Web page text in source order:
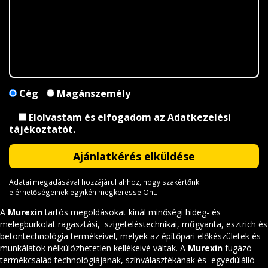
Cég
Magánszemély
Elolvastam és elfogadom az Adatkezelési
tájékoztatót.
Adatai megadásával hozzájárul ahhoz, hogy szakértőnk
elérhetőségeinek egyikén megkeresse Önt.
A Murexintartós megoldásokat kínál minőségi hideg- és
melegburkolat ragasztási, szigeteléstechnikai, műgyanta, esztrich és
betontechnológia termékeivel, melyek az építőpari előkészületek és
munkálatok nélkülözhetetlen kellékeivé váltak. A Murexin fugázó
termékcsalád technológiájának, színválasztékának és egyedülálló